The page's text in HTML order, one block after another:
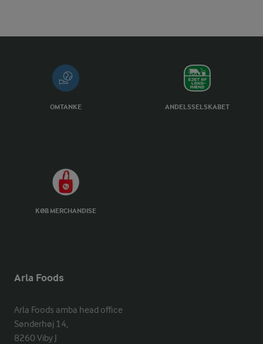
OMTANKE ANDELSSELSKABET
KØB MERCHANDISE
Arla Foods
Arla Foods amba head office
Sønderhøj 14,
8260 Viby J